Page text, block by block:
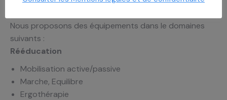
Nous proposons des équipements dans le domaines
suivants :
Rééducation
Mobilisation active/passive
Marche, Equilibre
Ergothérapie